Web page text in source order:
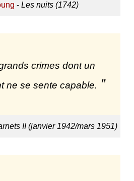
-Les nuits (1742)
crimes dont un
ne se sente capable.
II (janvier 1942/mars 1951)